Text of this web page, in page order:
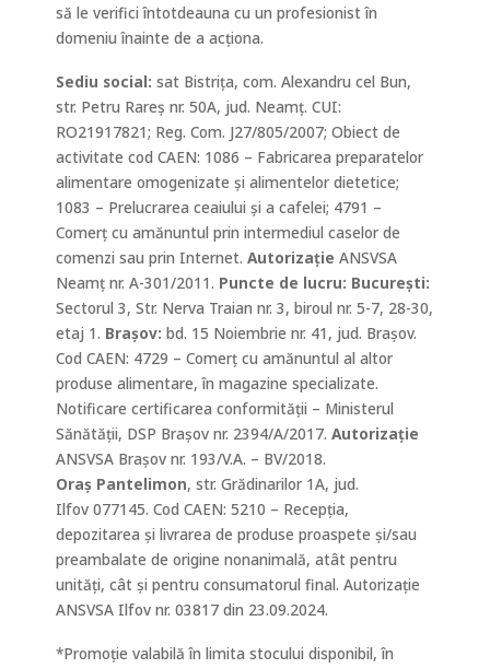
să le verifici întotdeauna cu un profesionist în
domeniu înainte de a acționa.
Sediu social: sat Bistrița, com. Alexandru cel Bun,
str. Petru Rareș nr. 50A, jud. Neamț. CUI:
RO21917821; Reg. Com. J27/805/2007; Obiect de
activitate cod CAEN: 1086 – Fabricarea preparatelor
alimentare omogenizate și alimentelor dietetice;
1083 – Prelucrarea ceaiului și a cafelei; 4791 –
Comerţ cu amănuntul prin intermediul caselor de
comenzi sau prin Internet. Autorizație ANSVSA
Neamț nr. A-301/2011. Puncte de lucru: Bucureşti:
Sectorul 3, Str. Nerva Traian nr. 3, biroul nr. 5-7, 28-30,
etaj 1. Braşov: bd. 15 Noiembrie nr. 41, jud. Braşov.
Cod CAEN: 4729 – Comerț cu amănuntul al altor
produse alimentare, în magazine specializate.
Notificare certificarea conformității – Ministerul
Sănătății, DSP Brașov nr. 2394/A/2017. Autorizație
ANSVSA Brașov nr. 193/V.A. – BV/2018.
Oraș Pantelimon, str. Grădinarilor 1A, jud.
Ilfov 077145. Cod CAEN: 5210 – Recepția,
depozitarea și livrarea de produse proaspete și/sau
preambalate de origine nonanimală, atât pentru
unități, cât și pentru consumatorul final. Autorizație
ANSVSA Ilfov nr. 03817 din 23.09.2024.
*Promoție valabilă în limita stocului disponibil, în